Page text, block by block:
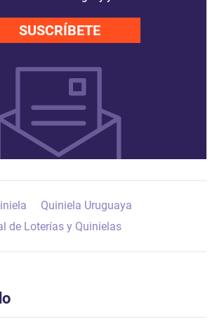
SUSCRÍBETE
Quiniela Uruguaya
de Loterías y Quinielas